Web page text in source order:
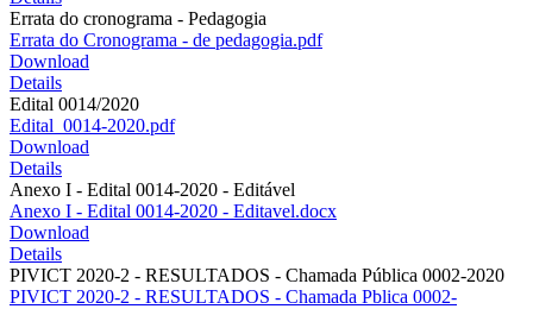
Errata do cronograma - Pedagogia
Errata do Cronograma - de pedagogia.pdf
Download
Details
Edital 0014/2020
Edital_0014-2020.pdf
Download
Details
Anexo I - Edital 0014-2020 - Editável
Anexo I - Edital 0014-2020 - Editavel.docx
Download
Details
PIVICT 2020-2 - RESULTADOS - Chamada Pública 0002-2020
PIVICT 2020-2 - RESULTADOS - Chamada Pblica 0002-